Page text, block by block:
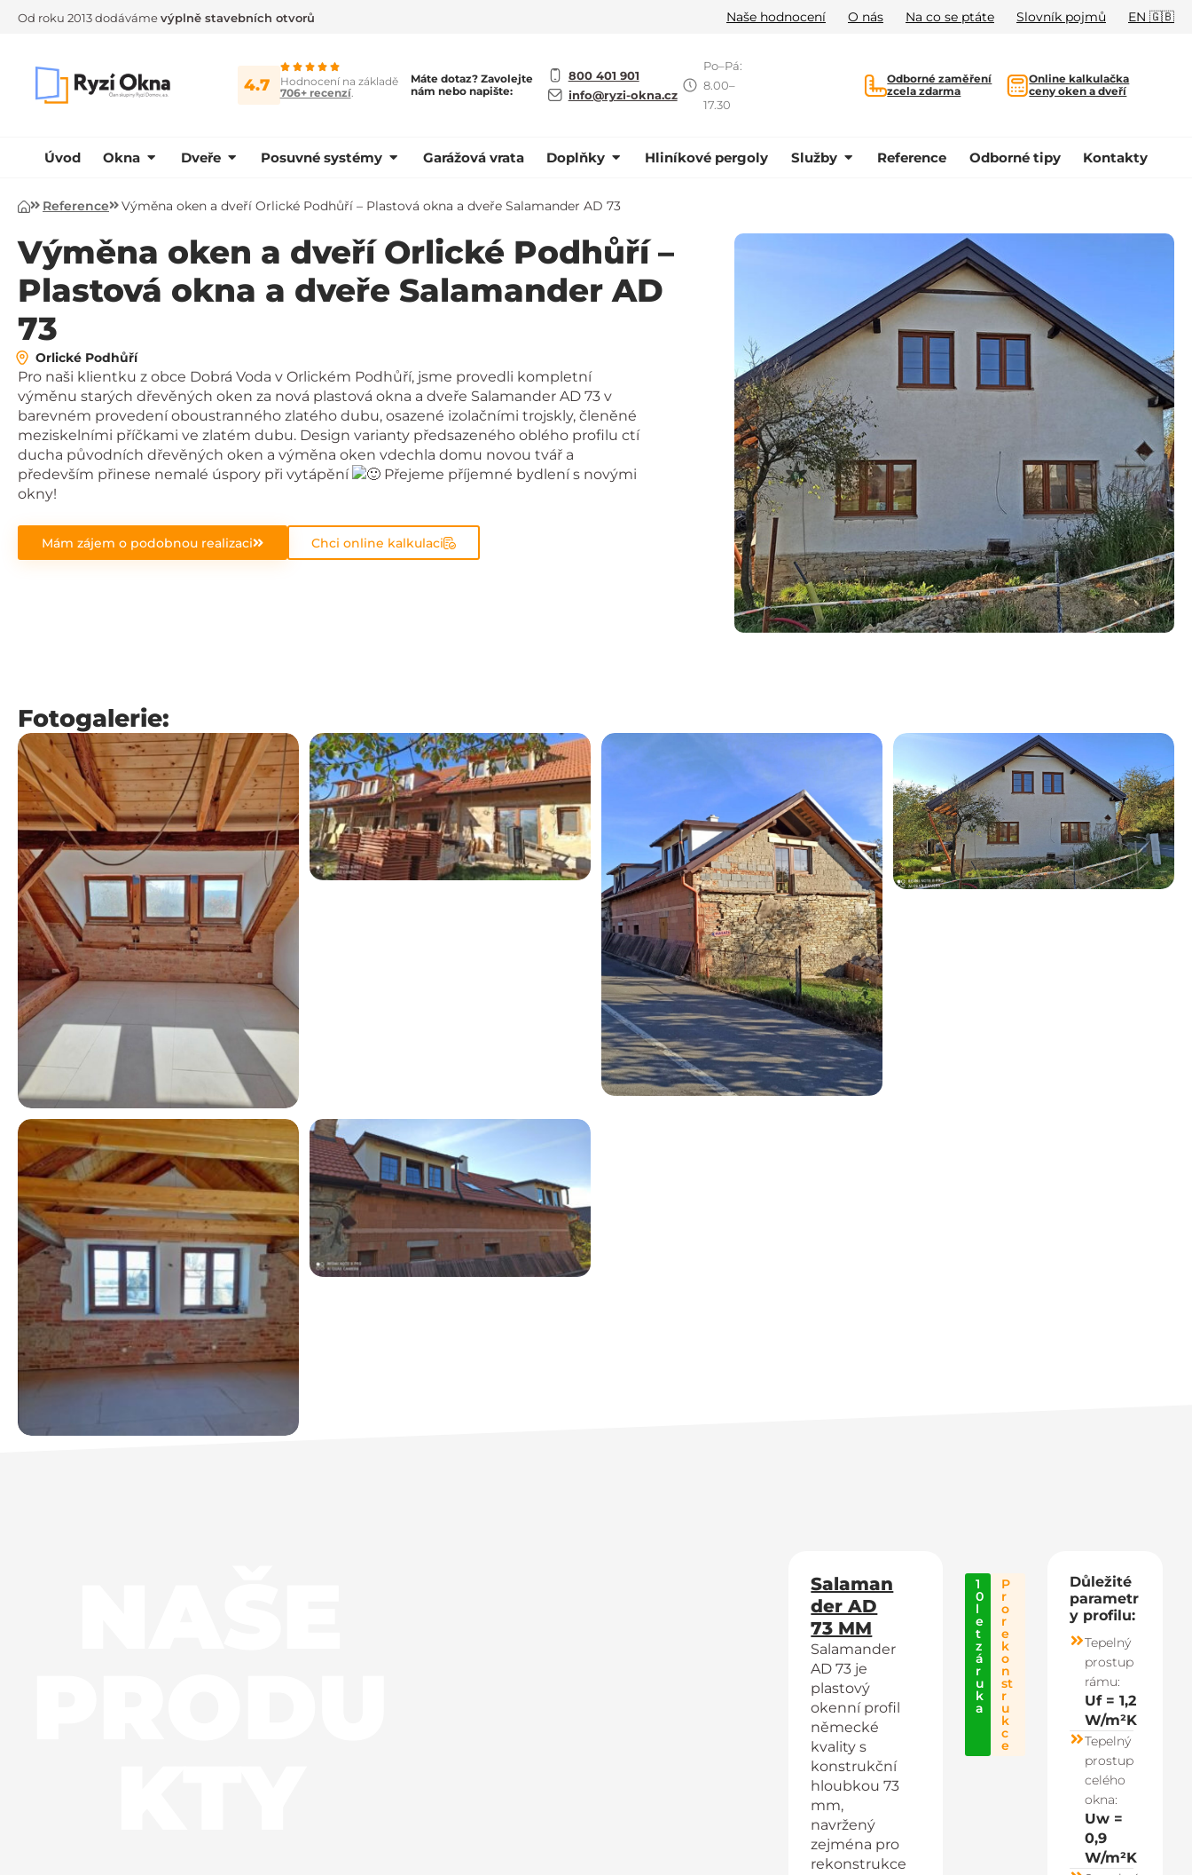
Od roku 2013 dodávámevýplně stavebních otvorů Naše hodnocení O nás Na co se ptáte Slovník pojmů EN 🇬🇧
4.7
Hodnocení na základě
706+ recenzí.
Máte dotaz? Zavolejte
nám nebo napište:
800 401 901
info@ryzi-okna.cz
Po–Pá:
8.00–
17.30
Odborné zaměření
zcela zdarma
Online kalkulačka
ceny oken a dveří
Úvod Okna Dveře Posuvné systémy Garážová vrata Doplňky Hliníkové pergoly Služby Reference Odborné tipy Kontakty
Úvod
Reference Výměna oken a dveří Orlické Podhůří – Plastová okna a dveře Salamander AD 73
Výměna oken a dveří Orlické Podhůří –
Plastová okna a dveře Salamander AD
73
Orlické Podhůří
Pro naši klientku z obce Dobrá Voda v Orlickém Podhůří, jsme provedli kompletní
výměnu starých dřevěných oken za nová plastová okna a dveře Salamander AD 73 v
barevném provedení oboustranného zlatého dubu, osazené izolačními trojskly, členěné
meziskelními příčkami ve zlatém dubu. Design varianty předsazeného oblého profilu ctí
ducha původních dřevěných oken a výměna oken vdechla domu novou tvář a
především přinese nemalé úspory při vytápění
Přejeme příjemné bydlení s novými
okny!
Mám zájem o podobnou realizaci Chci online kalkulaci
Fotogalerie:
Salaman
der AD
73 MM
Salamander
AD 73 je
plastový
okenní profil
německé
kvality s
konstrukční
hloubkou 73
mm,
navržený
zejména pro
rekonstrukce
1
0
l
e
t
z
á
r
u
k
a
P
r
o
r
e
k
o
n
st
r
u
k
c
e
Důležité
parametr
y profilu:
Tepelný
prostup
rámu:
Uf = 1,2
W/m²K
Tepelný
prostup
celého
okna:
Uw =
0,9
W/m²K